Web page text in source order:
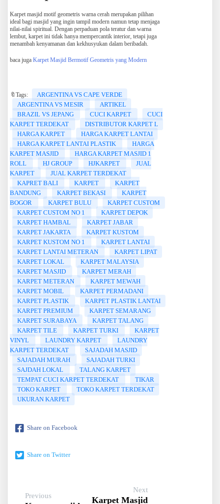
Karpet masjid motif geometris warna cerah merupakan pilihan
ideal bagi masjid yang ingin tampil modern namun tetap menjaga
nilai-nilai spiritual. Dengan perpaduan pola teratur dan warna
lembut, karpet ini tidak hanya mempercantik interior, tetapi juga
menambah kenyamanan dan kekhusyukan dalam beribadah.
baca juga Karpet Masjid Bermotif Geometris yang Modern
🔖Tags:
ARGENTINA VS CAPE VERDE
ARGENTINA VS MESIR
ARTIKEL
BRAZIL VS JEPANG
CUCI KARPET
CUCI
KARPET TERDEKAT
DISTRIBUTOR KARPET L
HARGA KARPET
HARGA KARPET LANTAI
HARGA KARPET LANTAI PLASTIK
HARGA
KARPET MASJID
HARGA KARPET MASJID 1
ROLL
HJ GROUP HJKARPET
JUAL
KARPET
JUAL KARPET TERDEKAT
KAPRET BALI
KARPET
KARPET
BANDUNG
KARPET BEKASI
KARPET
BOGOR
KARPET BULU
KARPET CUSTOM
KARPET CUSTOM NO 1
KARPET DEPOK
KARPET HAMBAL
KARPET JABAR
KARPET JAKARTA
KARPET KUSTOM
KARPET KUSTOM NO 1
KARPET LANTAI
KARPET LANTAI METERAN
KARPET LIPAT
KARPET LOKAL
KARPET MALAYSIA
KARPET MASJID
KARPET MERAH
KARPET METERAN
KARPET MEWAH
KARPET MOBIL
KARPET PERMADANI
KARPET PLASTIK
KARPET PLASTIK LANTAI
KARPET PREMIUM
KARPET SEMARANG
KARPET SURABAYA
KARPET TALANG
KARPET TILE
KARPET TURKI
KARPET
VINYL
LAUNDRY KARPET
LAUNDRY
KARPET TERDEKAT
SAJADAH MASJID
SAJADAH MURAH
SAJADAH TURKI
SAJDAH LOKAL
TALANG KARPET
TEMPAT CUCI KARPET TERDEKAT
TIKAR
TOKO KARPET
TOKO KARPET TERDEKAT
UKURAN KARPET
Share on Facebook
Share on Twitter
Previous
Next
Karpet Masjid